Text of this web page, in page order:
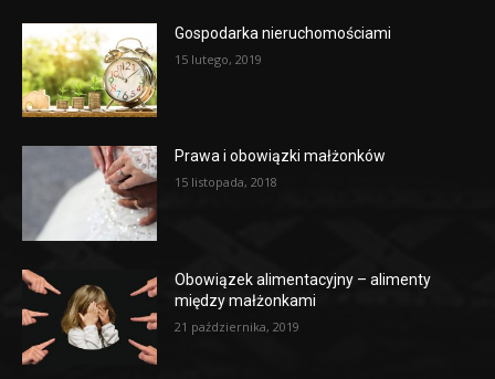
Gospodarka nieruchomościami
15 lutego, 2019
Prawa i obowiązki małżonków
15 listopada, 2018
Obowiązek alimentacyjny – alimenty
między małżonkami
21 października, 2019